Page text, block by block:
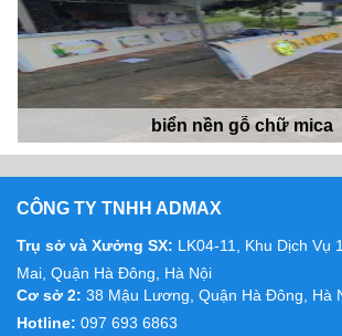
biển nền gỗ chữ mica
CÔNG TY TNHH ADMAX
Trụ sở và Xưởng SX: LK04-11, Khu Dịch Vụ
Mai, Quận Hà Đông, Hà Nội
Cơ sở 2: 38 Mậu Lương, Quận Hà Đông, Hà
Hotline: 097 693 6863